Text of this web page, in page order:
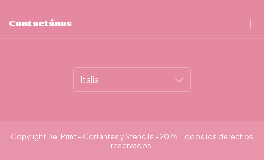
Contactános
Copyright DeliPrint - Cortantes y Stencils - 2026. Todos los derechos
reservados.